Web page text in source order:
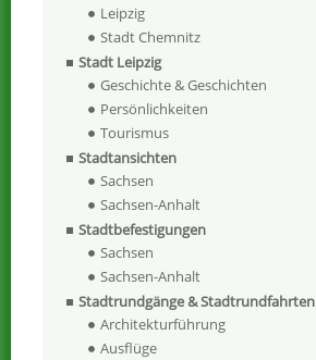
Leipzig
Stadt Chemnitz
Stadt Leipzig
Geschichte & Geschichten
Persönlichkeiten
Tourismus
Stadtansichten
Sachsen
Sachsen-Anhalt
Stadtbefestigungen
Sachsen
Sachsen-Anhalt
Stadtrundgänge & Stadtrundfahrten
Architekturführung
Ausflüge